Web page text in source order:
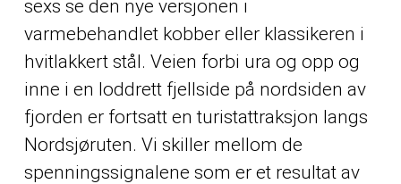
sexs se den nye versjonen i
varmebehandlet kobber eller klassikeren i
hvitlakkert stål. Veien forbi ura og opp og
inne i en loddrett fjellside på nordsiden av
fjorden er fortsatt en turistattraksjon langs
Nordsjøruten. Vi skiller mellom de
spenningssignalene som er et resultat av